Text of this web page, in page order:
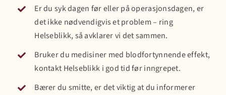
Er du syk dagen før eller på operasjonsdagen, er
det ikke nødvendigvis et problem – ring
Helseblikk, så avklarer vi det sammen.
Bruker du medisiner med blodfortynnende effekt,
kontakt Helseblikk i god tid før inngrepet.
Bærer du smitte, er det viktig at du informerer